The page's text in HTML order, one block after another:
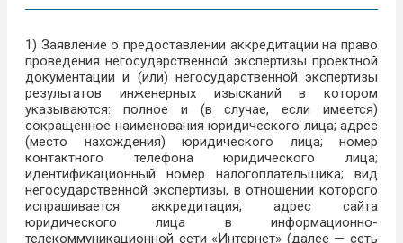
1) Заявление о предоставлении аккредитации на право
проведения негосударственной экспертизы проектной
документации и (или) негосударственной экспертизы
результатов инженерных изысканий в котором
указываются: полное и (в случае, если имеется)
сокращенное наименования юридического лица; адрес
(место нахождения) юридического лица; номер
контактного телефона юридического лица;
идентификационный номер налогоплательщика; вид
негосударственной экспертизы, в отношении которого
испрашивается аккредитация; адрес сайта
юридического лица в информационно-
телекоммуникационной сети «Интернет» (далее — сеть